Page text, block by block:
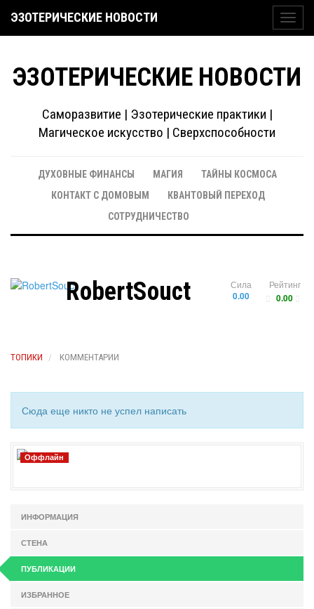
ЭЗОТЕРИЧЕСКИЕ НОВОСТИ
ЭЗОТЕРИЧЕСКИЕ НОВОСТИ
Саморазвитие | Эзотерические практики |
Магическое искусство | Сверхспособности
ДУХОВНЫЕ ФИНАНСЫ МАГИЯ
ТАЙНЫ КОСМОСА
КОНТАКТ С ДОМОВЫМ
КВАНТОВЫЙ ПЕРЕХОД
СОТРУДНИЧЕСТВО
Рейтинг
0.00
Сила
0.00
RobertSouct
ТОПИКИ КОММЕНТАРИИ
Сюда еще никто не успел написать
Оффлайн
ИНФОРМАЦИЯ
СТЕНА
ПУБЛИКАЦИИ
ИЗБРАННОЕ